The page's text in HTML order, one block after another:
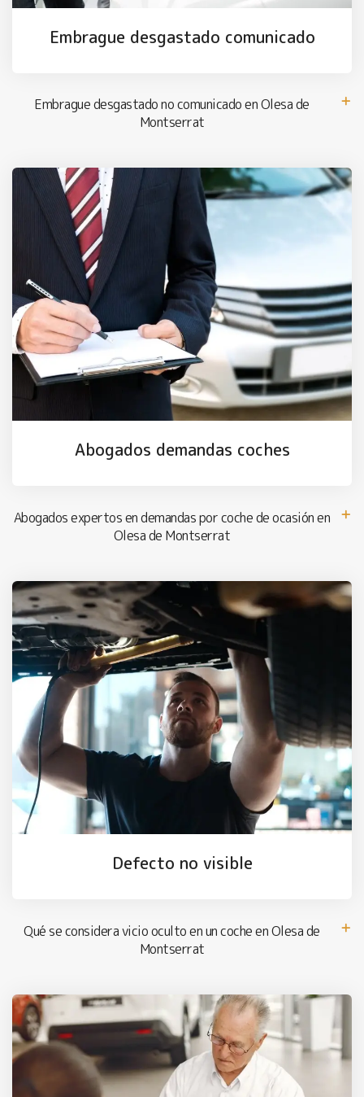
Embrague desgastado comunicado
Embrague desgastado no comunicado en Olesa de
Montserrat
Abogados demandas coches
Abogados expertos en demandas por coche de ocasión en
Olesa de Montserrat
Defecto no visible
Qué se considera vicio oculto en un coche en Olesa de
Montserrat